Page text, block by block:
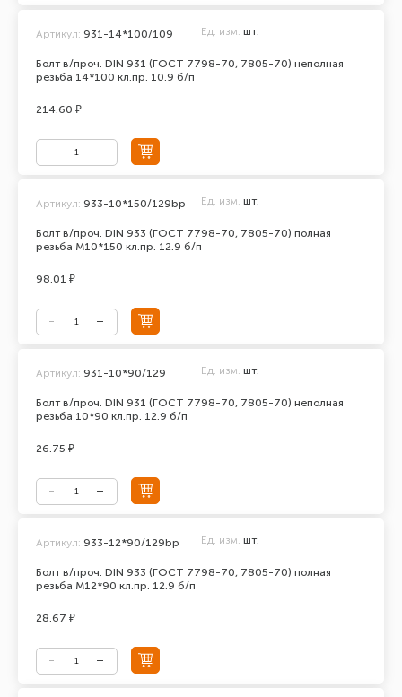
Болт в/проч. DIN 931 (ГОСТ 7798-70, 7805-70) неполная
резьба 14*100 кл.пр. 10.9 б/п
Артикул: 931-14*100/109 Ед. изм. шт.
214.60 ₽
Болт в/проч. DIN 933 (ГОСТ 7798-70, 7805-70) полная
резьба М10*150 кл.пр. 12.9 б/п
Артикул: 933-10*150/129bp Ед. изм. шт.
98.01 ₽
Болт в/проч. DIN 931 (ГОСТ 7798-70, 7805-70) неполная
резьба 10*90 кл.пр. 12.9 б/п
Артикул: 931-10*90/129 Ед. изм. шт.
26.75 ₽
Болт в/проч. DIN 933 (ГОСТ 7798-70, 7805-70) полная
резьба М12*90 кл.пр. 12.9 б/п
Артикул: 933-12*90/129bp Ед. изм. шт.
28.67 ₽